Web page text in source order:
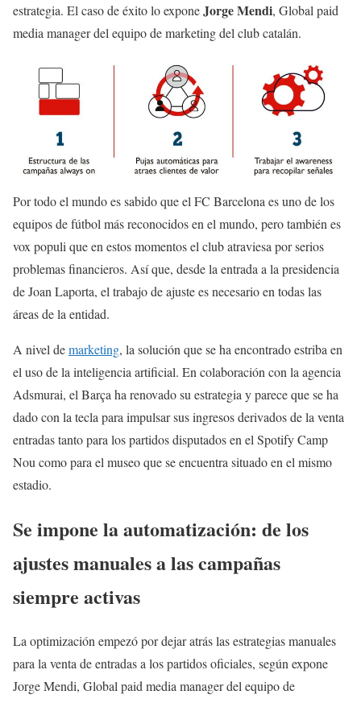
estrategia. El caso de éxito lo exponeJorge Mendi, Global paid
media manager del equipo de marketing del club catalán.
Por todo el mundo es sabido que el FC Barcelona es uno de los
equipos de fútbol más reconocidos en el mundo, pero también es
vox populi que en estos momentos el club atraviesa por serios
problemas financieros. Así que, desde la entrada a la presidencia
de Joan Laporta, el trabajo de ajuste es necesario en todas las
áreas de la entidad.
A nivel demarketing, la solución que se ha encontrado estriba en
el uso de la inteligencia artificial. En colaboración con la agencia
Adsmurai, el Barça ha renovado su estrategia y parece que se ha
dado con la tecla para impulsar sus ingresos derivados de la venta
entradas tanto para los partidos disputados en el Spotify Camp
Nou como para el museo que se encuentra situado en el mismo
estadio.
Se impone la automatización: de los
ajustes manuales a las campañas
siempre activas
La optimización empezó por dejar atrás las estrategias manuales
para la venta de entradas a los partidos oficiales, según expone
Jorge Mendi, Global paid media manager del equipo de